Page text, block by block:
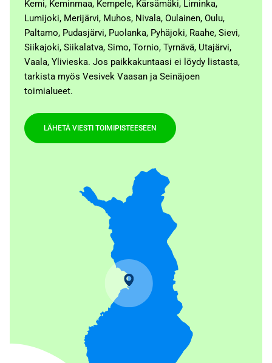
Kemi, Keminmaa, Kempele, Kärsämäki, Liminka,
Lumijoki, Merijärvi, Muhos, Nivala, Oulainen, Oulu,
Paltamo, Pudasjärvi, Puolanka, Pyhäjoki, Raahe, Sievi,
Siikajoki, Siikalatva, Simo, Tornio, Tyrnävä, Utajärvi,
Vaala, Ylivieska. Jos paikkakuntaasi ei löydy listasta,
tarkista myös Vesivek Vaasan ja Seinäjoen
toimialueet.
LÄHETÄ VIESTI TOIMIPISTEESEEN